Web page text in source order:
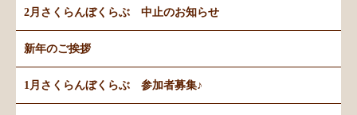
2月さくらんぼくらぶ 中止のお知らせ
新年のご挨拶
1月さくらんぼくらぶ 参加者募集♪